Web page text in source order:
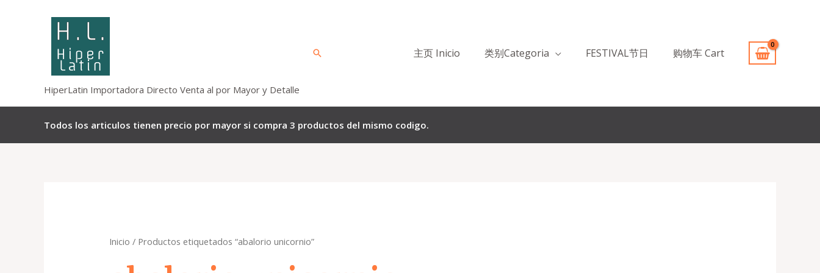
HiperLatin Importadora Directo Venta al por Mayor y Detalle
Buscar 主页 Inicio 类别Categoria FESTIVAL节日 购物车 Cart
Todos los articulos tienen precio por mayor si compra 3 productos del mismo codigo.
Inicio / Productos etiquetados “abalorio unicornio”